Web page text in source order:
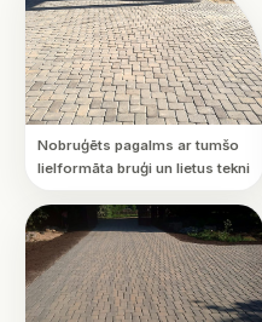
Nobruģēts pagalms ar tumšo
lielformāta bruģi un lietus tekni